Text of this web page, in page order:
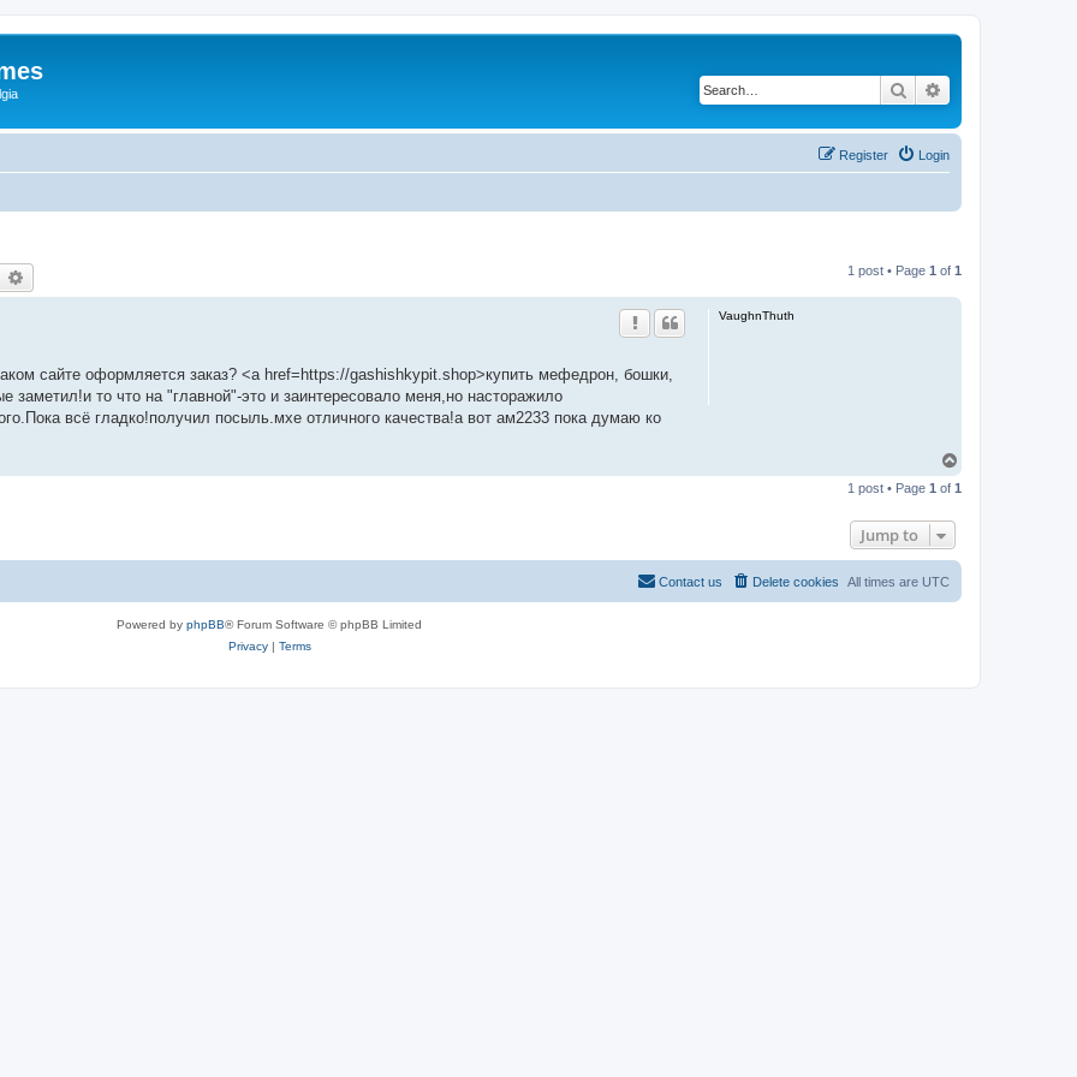
Search
Login
Register
Search 1 post • Page 1 of 1
VaughnThuth
сайте оформляется заказ? <a href=https://gashishkypit.shop>купить мефедрон, бошки,
то что на "главной"-это и заинтересовало меня,но насторажило
всё гладко!получил посыль.мхе отличного качества!а вот ам2233 пока думаю ко
p
1 post • Page 1 of 1
Jump to
All times are UTC
Delete cookies
Contact us
Powered by phpBB® Forum Software © phpBB Limited
Privacy| Terms